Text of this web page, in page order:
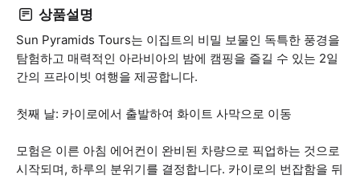
상품설명
Sun Pyramids Tours는 이집트의 비밀 보물인 독특한 풍경을
탐험하고 매력적인 아라비아의 밤에 캠핑을 즐길 수 있는 2일
간의 프라이빗 여행을 제공합니다.
첫째 날: 카이로에서 출발하여 화이트 사막으로 이동
모험은 이른 아침 에어컨이 완비된 차량으로 픽업하는 것으로
시작되며, 하루의 분위기를 결정합니다. 카이로의 번잡함을 뒤